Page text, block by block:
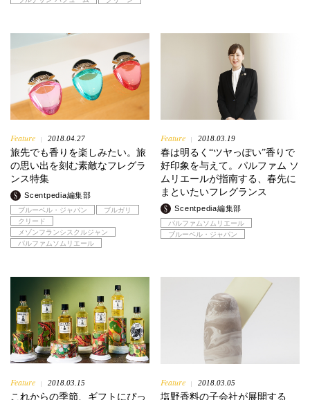
Feature 2018.04.27
旅先でも香りを楽しみたい。旅
の思い出を刻む素敵なフレグラ
ンス特集
Scentpedia編集部
ブルーベル・ジャパン
ブルガリ
クリード
メゾンフランシスクルジャン
パルファムソムリエール
Feature 2018.03.19
春は明るく“ツヤっぽい”香りで
好印象を与えて。パルファム ソ
ムリエールが指南する、春先に
まといたいフレグランス
Scentpedia編集部
パルファムソムリエール
ブルーベル・ジャパン
Feature | 2018.03.15
これからの季節、ギフトにぴっ
Feature | 2018.03.05
塩野香料の子会社が展開する